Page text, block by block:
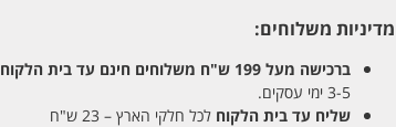
מדיניות משלוחים:
ברכישה מעל 199 ש"ח משלוחים חינם עד בית הלקוח
3-5 ימי עסקים.
שליח עד בית הלקוח לכל חלקי הארץ – 23 ש"ח